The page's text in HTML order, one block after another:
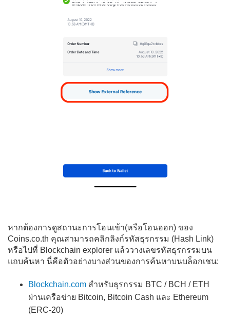
หากต้องการดูสถานะการโอนเข้า(หรือโอนออก) ของ
Coins.co.th คุณสามารถคลิกลิงก์รหัสธุรกรรม (Hash Link)
หรือไปที่ Blockchain explorer แล้ววางเลขรหัสธุรกรรมบน
แถบค้นหา นี่คือตัวอย่างบางส่วนของการค้นหาบนบล็อกเชน:
Blockchain.com สำหรับธุรกรรม BTC / BCH / ETH
ผ่านเครือข่าย Bitcoin, Bitcoin Cash และ Ethereum
(ERC-20)